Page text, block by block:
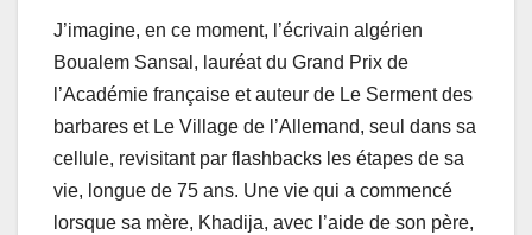
J’imagine, en ce moment, l’écrivain algérien
Boualem Sansal, lauréat du Grand Prix de
l’Académie française et auteur de Le Serment des
barbares et Le Village de l’Allemand, seul dans sa
cellule, revisitant par flashbacks les étapes de sa
vie, longue de 75 ans. Une vie qui a commencé
lorsque sa mère, Khadija, avec l’aide de son père,